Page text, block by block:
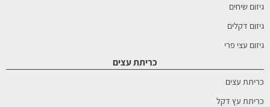
גיזום שיחים
גיזום דקלים
גיזום עצי פרי
כריתת עצים
כריתת עצים
כריתת עץ דקל